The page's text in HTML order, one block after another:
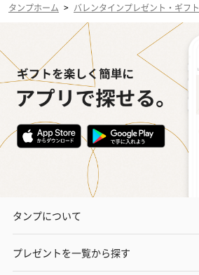
タンプホーム > バレンタインプレゼント・ギフト
タンプについて
プレゼントを一覧から探す